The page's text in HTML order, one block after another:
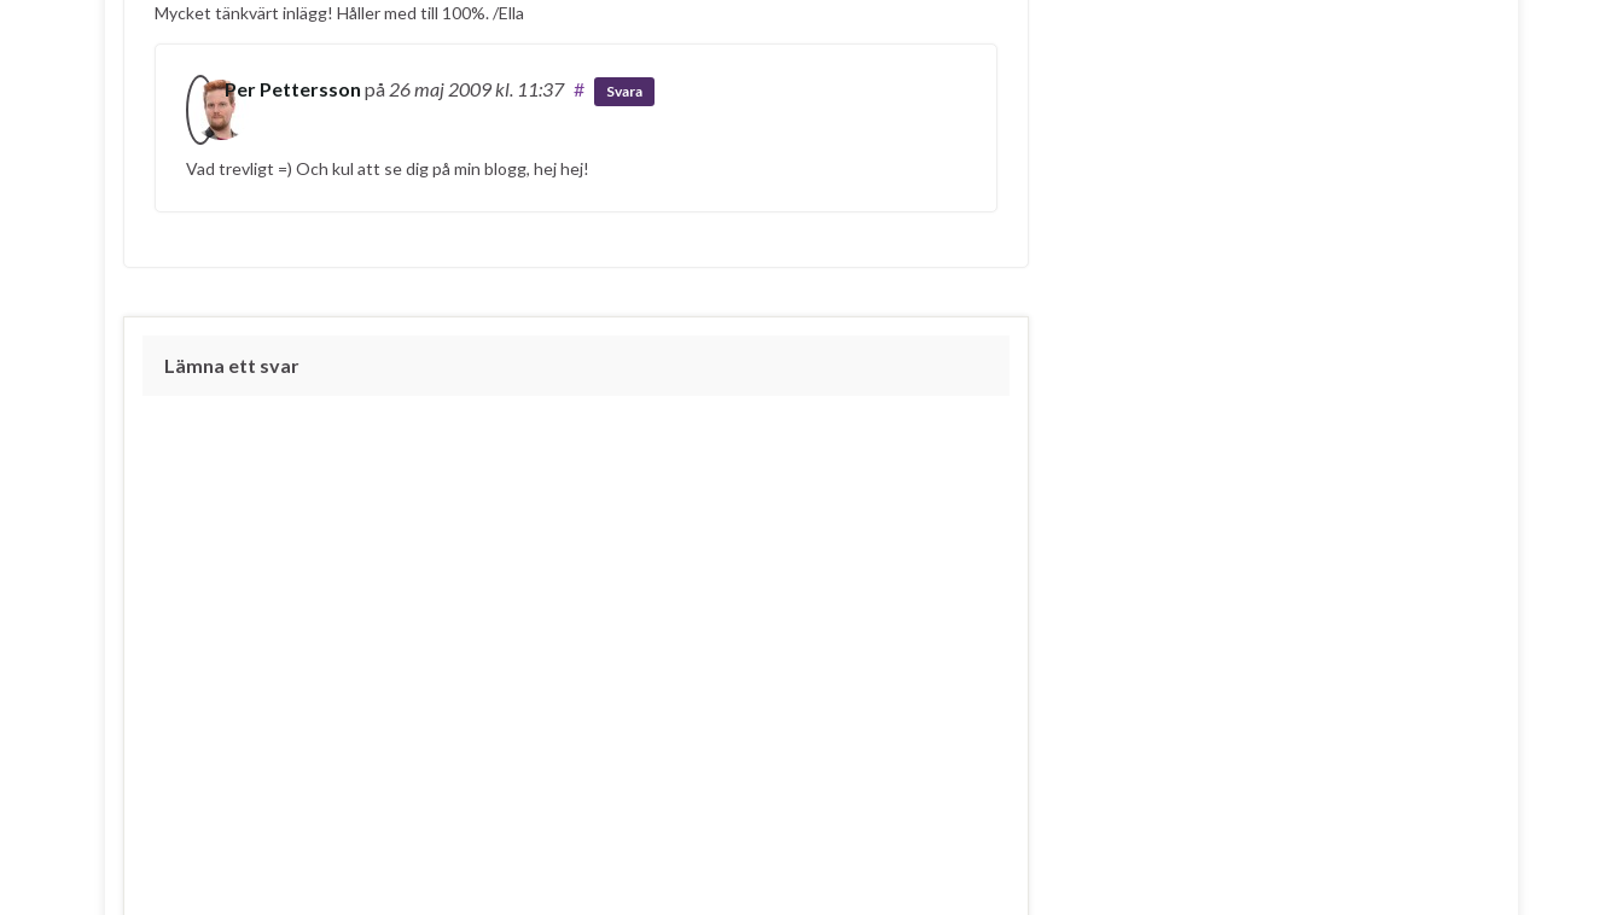
Mycket tänkvärt inlägg! Håller med till 100%. /Ella
Per Pettersson på 26 maj 2009 kl. 11:37 # Svara
Vad trevligt =) Och kul att se dig på min blogg, hej hej!
Lämna ett svar